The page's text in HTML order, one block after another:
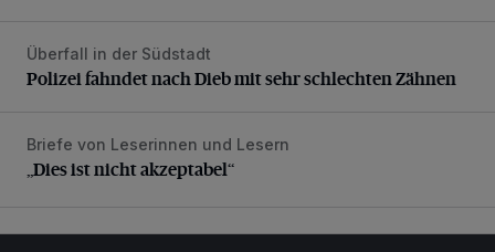
Polizei fahndet nach Dieb mit sehr schlechten Zähnen
Überfall in der Südstadt
Polizei fahndet nach Dieb mit sehr schlechten Zähnen
„Dies ist nicht akzeptabel“
Briefe von Leserinnen und Lesern
„Dies ist nicht akzeptabel“